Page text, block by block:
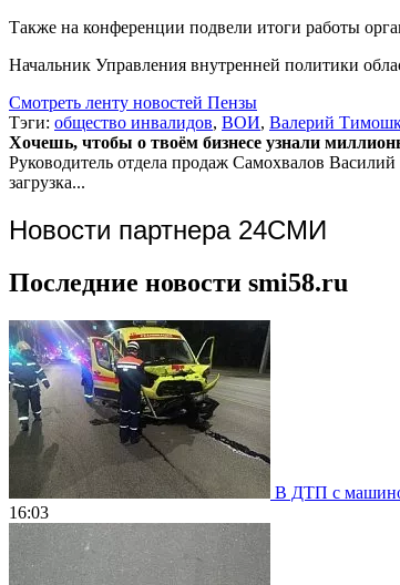
Также на конференции подвели итоги работы
Начальник Управления внутренней политики
Смотреть ленту новостей Пензы
Тэги: общество инвалидов, ВОИ, Валерий
Хочешь, чтобы о твоём бизнесе узнали
Руководитель отдела продаж Самохвалов
загрузка...
Новости партнера 24СМИ
Последние новости smi58.ru
В ДТП с
16:03